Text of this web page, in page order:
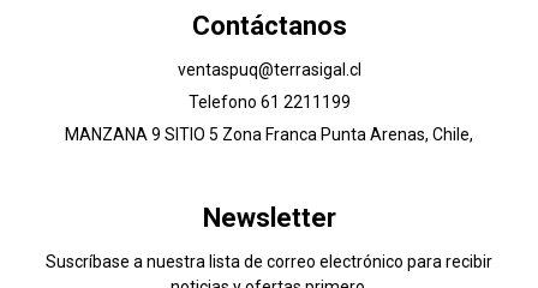
Contáctanos
ventaspuq@terrasigal.cl
Telefono 61 2211199
MANZANA 9 SITIO 5 Zona Franca Punta Arenas, Chile,
Newsletter
Suscríbase a nuestra lista de correo electrónico para recibir